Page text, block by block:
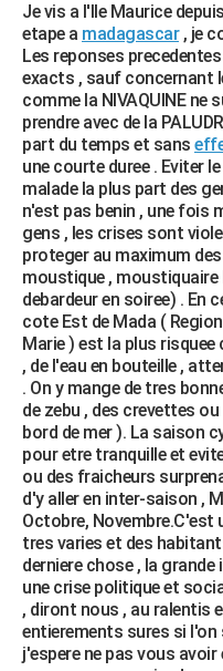
Je vis a l'Ile Maurice
etape a madagascar, je
Les reponses
exacts , sauf concernant
comme la NIVAQUINE ne
prendre avec de la
part du temps et sans
une courte duree . Eviter
malade la plus part des
n'est pas benin , une fois
gens , les crises sont
proteger au maximum
moustique ,
debardeur en soiree) . En
cote Est de Mada (
Marie ) est la plus
, de l'eau en bouteille ,
. On y mange de tres
de zebu , des crevettes
bord de mer ). La saison
pour etre tranquille et
ou des fraicheurs
d'y aller en inter-saison ,
Octobre, Novembre.C'est
tres varies et des
derniere chose , la
une crise politique et
, diront nous , au ralentis
entierements sures si l'on
j'espere ne pas vous